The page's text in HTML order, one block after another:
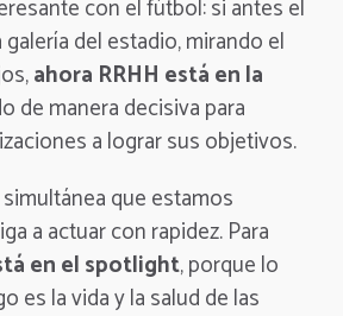
con el fútbol: si antes el
galería del estadio, mirando el
ahora RRHH está en la
de manera decisiva para
a lograr sus objetivos.
que estamos
a actuar con rapidez. Para
en el spotlight, porque lo
es la vida y la salud de las